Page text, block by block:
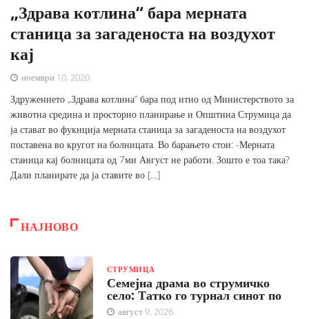
„Здрава котлина“ бара мерната
станица за загаденоста на воздухот
кај
ноември 10, 2020
Здружението „Здрава котлина“ бара под итно од Министерството за
животна средина и просторно планирање и Општина Струмица да
ја стават во фукнција мерната станица за загаденоста на воздухот
поставена во кругот на болницата. Во барањето стои: -Мерната
станица кај болницата од 7ми Август не работи. Зошто е тоа така?
Дали планирате да ја ставите во […]
НАЈНОВО
СТРУМИЦА
Семејна драма во струмичко
село: Татко го турнал синот по
август 9, 2026